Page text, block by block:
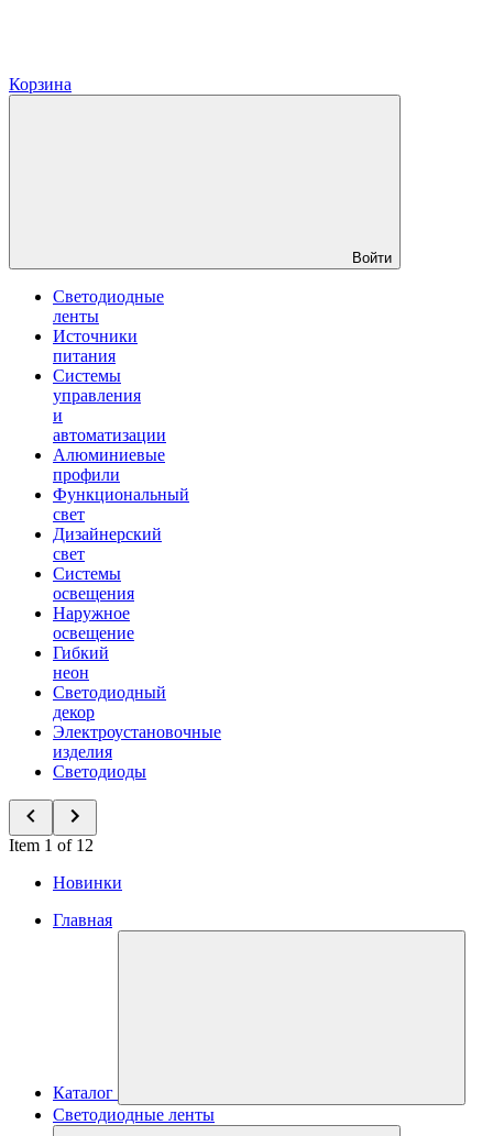
Корзина
Войти
Светодиодные
ленты
Источники
питания
Системы
управления
и
автоматизации
Алюминиевые
профили
Функциональный
свет
Дизайнерский
свет
Системы
освещения
Наружное
освещение
Гибкий
неон
Светодиодный
декор
Электроустановочные
изделия
Светодиоды
Item 1 of 12
Новинки
Главная
Каталог
Светодиодные ленты